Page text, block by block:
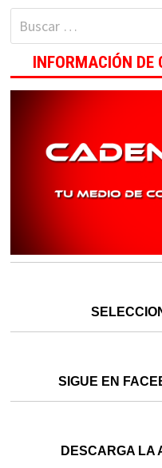
Buscar:
INFORMACIÓN DE
SIGUE EN
DESCARGA LA